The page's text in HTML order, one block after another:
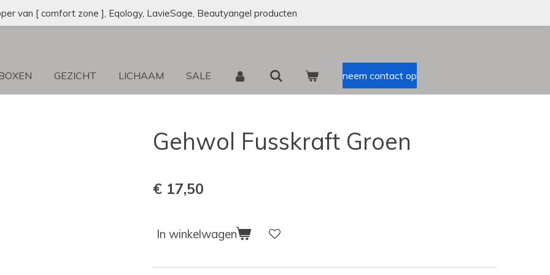
van [ comfort zone ], Eqology, LavieSage, Beautyangel producten
GEZICHT LICHAAM SALE neem contact op
Gehwol Fusskraft Groen
€ 17,50
In winkelwagen